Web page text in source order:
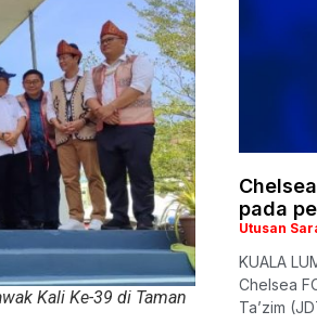
Kali Ke-39 di Taman
pada
Utusan
KUALA
Chelsea
Ta’zim